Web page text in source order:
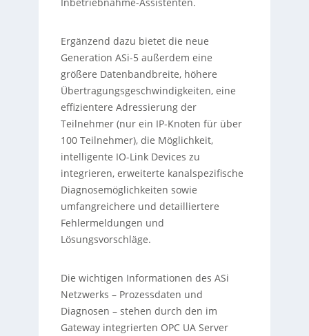
Ergänzend dazu bietet die neue
Generation ASi-5 außerdem eine
größere Datenbandbreite, höhere
Übertragungsgeschwindigkeiten, eine
effizientere Adressierung der
Teilnehmer (nur ein IP-Knoten für über
100 Teilnehmer), die Möglichkeit,
intelligente IO-Link Devices zu
integrieren, erweiterte kanalspezifische
Diagnosemöglichkeiten sowie
umfangreichere und detailliertere
Fehlermeldungen und
Lösungsvorschläge.
Die wichtigen Informationen des ASi
Netzwerks – Prozessdaten und
Diagnosen – stehen durch den im
Gateway integrierten OPC UA Server